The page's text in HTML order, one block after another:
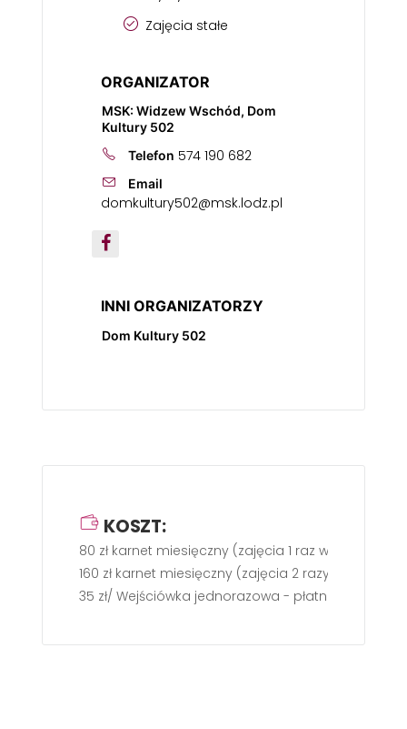
Zajęcia stałe
ORGANIZATOR
MSK: Widzew Wschód, Dom
Kultury 502
Telefon 574 190 682
Email
domkultury502@msk.lodz.pl
INNI ORGANIZATORZY
Dom Kultury 502
KOSZT:
80 zł karnet miesięczny (zajęcia 1 raz w tyg.)
160 zł karnet miesięczny (zajęcia 2 razy w tyg.)
35 zł/ Wejściówka jednorazowa - płatność